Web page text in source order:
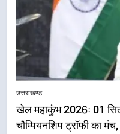
उत्तराखण्ड
खेल महाकुंभ 2026ः 01
चौम्पियनशिप ट्रॉफी का